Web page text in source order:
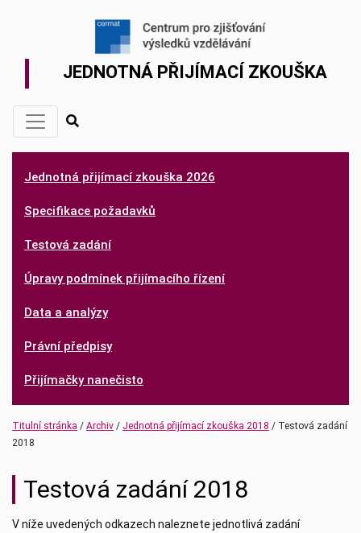
JEDNOTNÁ PŘIJÍMACÍ ZKOUŠKA
Jednotná přijímací zkouška 2026
Specifikace požadavků
Testová zadání
Úpravy podmínek přijímacího řízení
Data a analýzy
Právní předpisy
Přijímačky nanečisto
Titulní stránka Archiv(current)
Jednotná přijímací zkouška 2018 (current)
Testová zadání
2018
Testová zadání 2018
V níže uvedených odkazech naleznete jednotlivá zadání